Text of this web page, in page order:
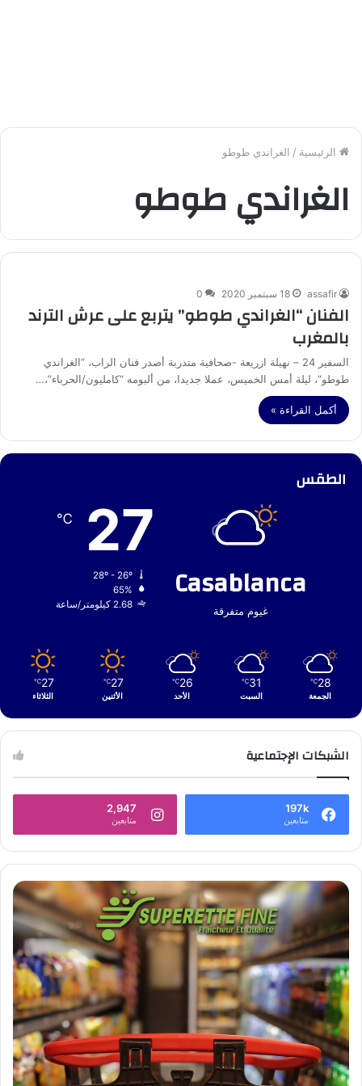
الرئيسية / الغراندي طوطو
الغراندي طوطو
assafir 18 سبتمبر 2020 0
الفنان “الغراندي طوطو” يتربع على عرش الترند
بالمغرب
السفير 24 – نهيلة ازريعة -صحافية متدربة أصدر فنان الراب، “الغراندي
طوطو”، ليلة أمس الخميس، عملا جديدا، من ألبومه “كامليون/الحرباء”،…
أكمل القراءة »
الطقس
Casablanca
غيوم متفرقة
27
℃
65%
2.68 كيلومتر/ساعة
28
℃
الجمعة
31
℃
السبت
26
℃
الأحد
27
℃
الأثنين
27
℃
الثلاثاء
الشبكات الإجتماعية
197k
متابعين
2,947
متابعين